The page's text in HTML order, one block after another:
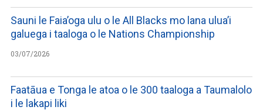
Sauni le Faia’oga ulu o le All Blacks mo lana ulua’i
galuega i taaloga o le Nations Championship
03/07/2026
Faatāua e Tonga le atoa o le 300 taaloga a Taumalolo
i le lakapi liki